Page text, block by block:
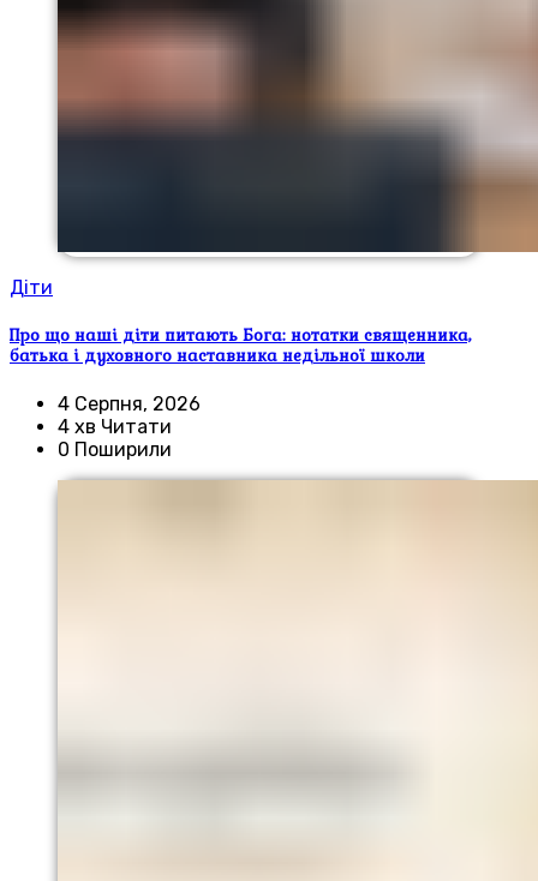
Діти
Про що наші діти питають Бога: нотатки священника,
батька і духовного наставника недільної школи
4 Серпня, 2026
4 хв Читати
0 Поширили